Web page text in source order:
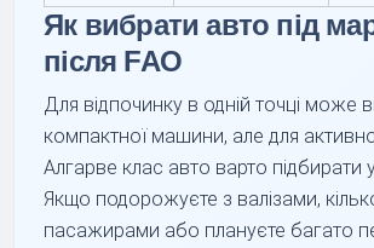
Як вибрати авто під
після FAO
Для відпочинку в одній точці може
компактної машини, але для
Алгарве клас авто варто підбирати
Якщо подорожуєте з валізами,
пасажирами або плануєте багато